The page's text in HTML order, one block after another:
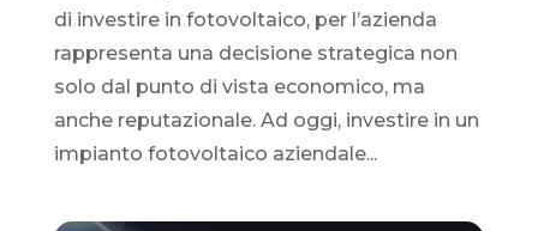
di investire in fotovoltaico, per l’azienda
rappresenta una decisione strategica non
solo dal punto di vista economico, ma
anche reputazionale. Ad oggi, investire in un
impianto fotovoltaico aziendale...